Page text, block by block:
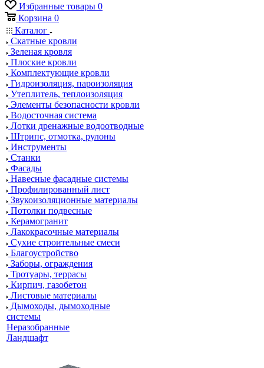
Избранные товары 0
Корзина 0
Каталог
Скатные кровли
Зеленая кровля
Плоские кровли
Комплектующие кровли
Гидроизоляция, пароизоляция
Утеплитель, теплоизоляция
Элементы безопасности кровли
Водосточная система
Лотки дренажные водоотводные
Штрипс, отмотка, рулоны
Инструменты
Станки
Фасады
Навесные фасадные системы
Профилированный лист
Звукоизоляционные материалы
Потолки подвесные
Керамогранит
Лакокрасочные материалы
Сухие строительные смеси
Благоустройство
Заборы, ограждения
Тротуары, террасы
Кирпич, газобетон
Листовые материалы
Дымоходы, дымоходные
системы
Неразобранные
Ландшафт